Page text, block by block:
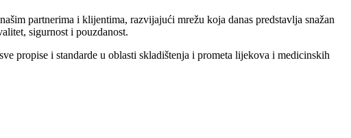
partnerima i klijentima, razvijajući mrežu koja danas predstavlja snažan
sigurnost i pouzdanost.
propise i standarde u oblasti skladištenja i prometa lijekova i medicinskih